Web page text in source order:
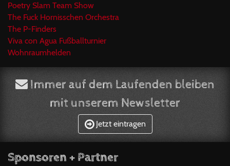
Poetry Slam Team Show
The Fuck Hornisschen Orchestra
The P-Finders
Viva con Agua Fußballturnier
Wohnraumhelden
Immer auf dem Laufenden bleiben
mit unserem Newsletter
Jetzt eintragen
Sponsoren + Partner